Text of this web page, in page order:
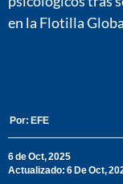
en la Flotilla
Por: EFE
6 de Oct, 2025
Actualizado: 6 De Oct,